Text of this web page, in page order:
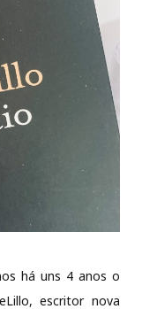
há uns 4 anos o
escritor nova